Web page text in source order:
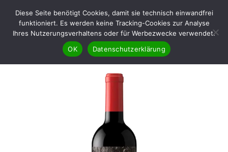
Diese Seite benötigt Cookies, damit sie technisch einwandfrei
funktioniert. Es werden keine Tracking-Cookies zur Analyse
Ihres Nutzerungsverhaltens oder für Werbezwecke verwendet.
OK
Datenschutzerklärung